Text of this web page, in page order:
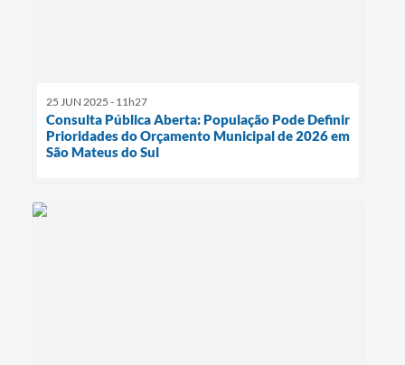
25 JUN 2025 - 11h27
Consulta Pública Aberta: População Pode Definir
Prioridades do Orçamento Municipal de 2026 em
São Mateus do Sul